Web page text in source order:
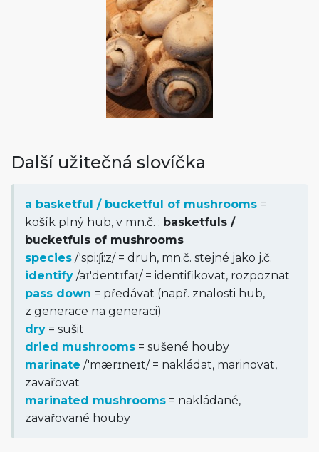
Další užitečná slovíčka
a basketful / bucketful of mushrooms =
košík plný hub, v mn.č. : basketfuls /
bucketfuls of mushrooms
species /'spi:ʃi:z/= druh, mn.č. stejné jako j.č.
identify /aɪ'dentɪfaɪ/= identifikovat, rozpoznat
pass down = předávat (např. znalosti hub,
z generace na generaci)
dry = sušit
dried mushrooms = sušené houby
marinate /'mærɪneɪt/= nakládat, marinovat,
zavařovat
marinated mushrooms = nakládané,
zavařované houby